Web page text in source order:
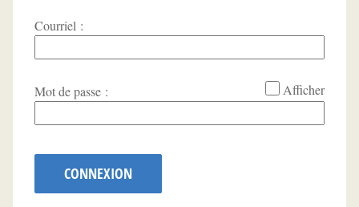
Courriel :
Mot de passe : Afficher
CONNEXION